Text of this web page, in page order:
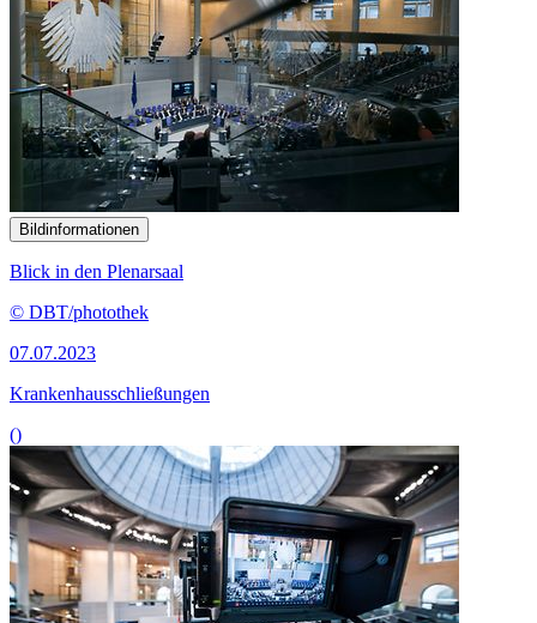
Bildinformationen
Blick in den Plenarsaal
© DBT/photothek
07.07.2023
Krankenhausschließungen
()